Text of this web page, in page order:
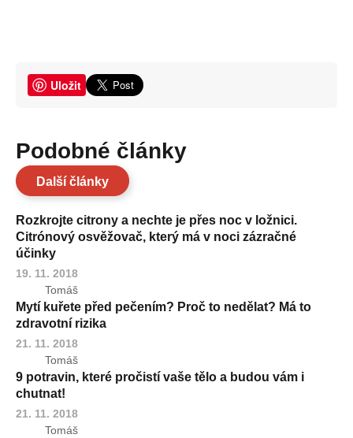
Uložit
Podobné články
Další články
Rozkrojte citrony a nechte je přes noc v ložnici.
Citrónový osvěžovač, který má v noci zázračné
účinky
19. 11. 2018
Tomáš
Mytí kuřete před pečením? Proč to nedělat? Má to
zdravotní rizika
21. 11. 2018
Tomáš
9 potravin, které pročistí vaše tělo a budou vám i
chutnat!
21. 11. 2018
Tomáš